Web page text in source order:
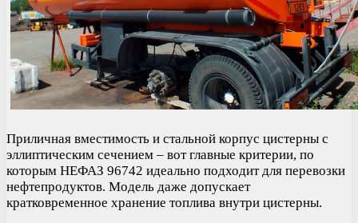
Приличная вместимость и стальной корпус цистерны с
эллиптическим сечением – вот главные критерии, по
которым НЕФАЗ 96742 идеально подходит для перевозки
нефтепродуктов. Модель даже допускает
кратковременное хранение топлива внутри цистерны.